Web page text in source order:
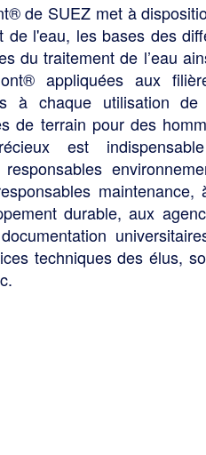
de SUEZ met à
de l'eau, les bases des
du traitement de l’eau
appliquées aux
à chaque utilisation de
de terrain pour des
est
maintenance,
durable, aux
techniques des élus,